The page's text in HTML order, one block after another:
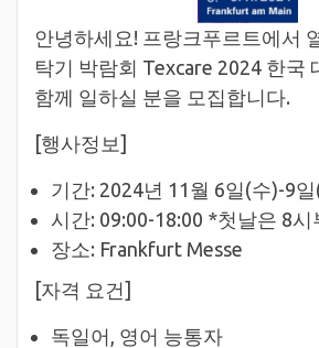
안녕하세요! 프랑크푸르트에서
탁기 박람회 Texcare 2024 한국
함께 일하실 분을 모집합니다.
[행사정보]
기간: 2024년 11월 6일(수)-9
시간: 09:00-18:00 *첫날은 8시
장소: Frankfurt Messe
[자격 요건]
독일어, 영어 능통자